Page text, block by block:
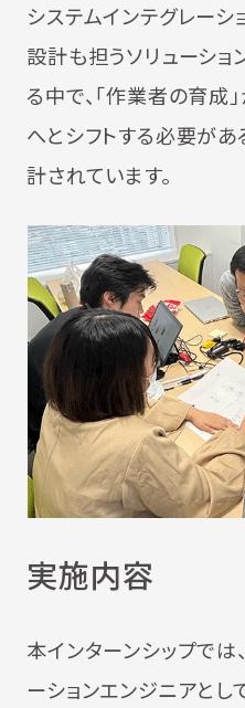
システムインテグレーシ
設計も担うソリューシ
る中で、「作業者の育成
へとシフトする必要が
計されています。
実施内容
本インターンシップでは
ーションエンジニアとし